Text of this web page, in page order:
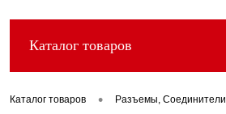
Каталог товаров
Каталог товаров • Разъемы, Соединители